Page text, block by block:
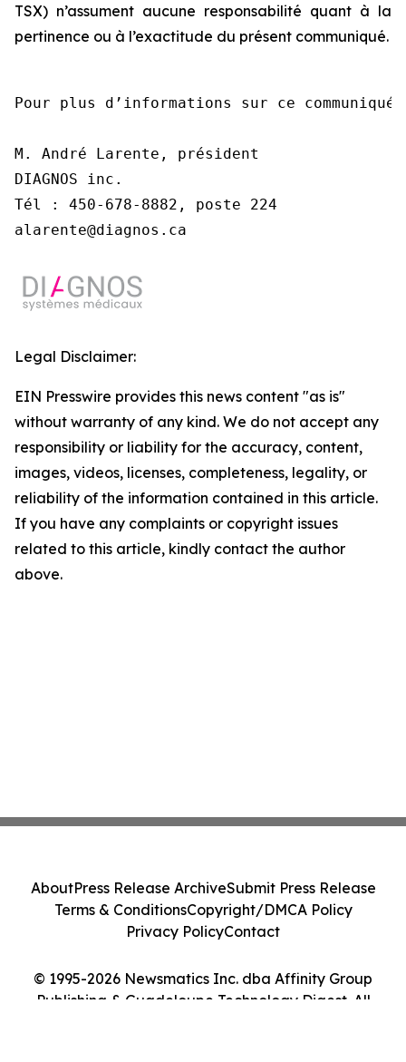
TSX) n’assument aucune responsabilité quant à la
pertinence ou à l’exactitude du présent communiqué.
Pour plus d’informations sur ce
M. André Larente, président
DIAGNOS inc.
Tél : 450-678-8882, poste 224
alarente@diagnos.ca
Legal Disclaimer:
EIN Presswire provides this news content "as is"
without warranty of any kind. We do not accept any
responsibility or liability for the accuracy, content,
images, videos, licenses, completeness, legality, or
reliability of the information contained in this article.
If you have any complaints or copyright issues
related to this article, kindly contact the author
above.
© 1995-2026 Newsmatics Inc. dba Affinity Group
Publishing & Guadeloupe Technology Digest. All
AboutPress Release ArchiveSubmit Press Release
Terms & ConditionsCopyright/DMCA Policy
Privacy PolicyContact